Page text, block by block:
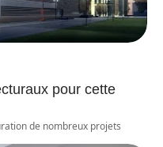
pour cette
de nombreux projets